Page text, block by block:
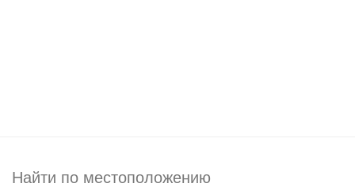
Найти по местоположению